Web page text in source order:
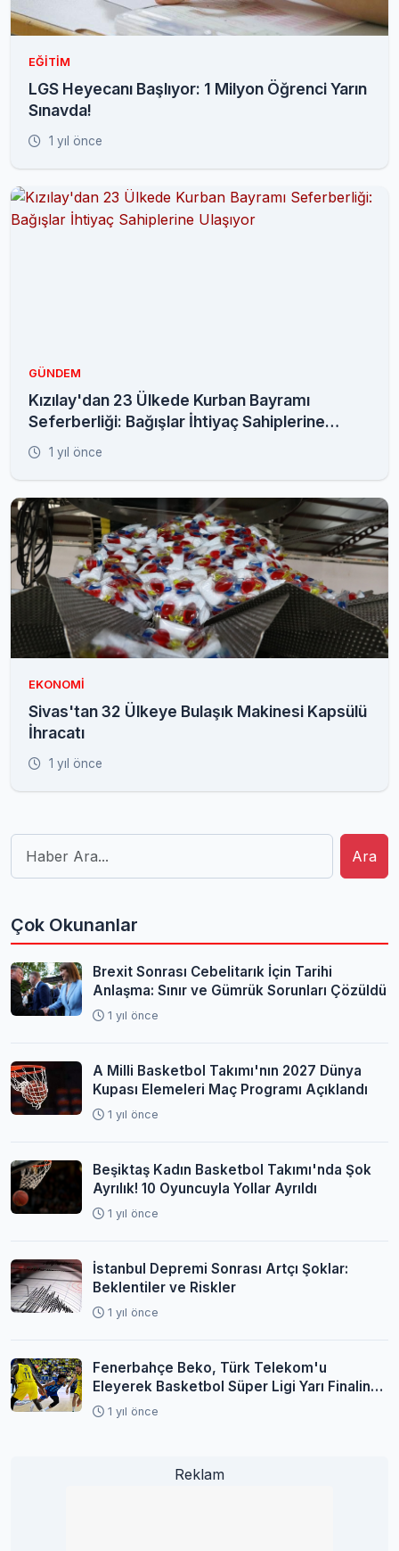
EĞITIM
LGS Heyecanı Başlıyor: 1 Milyon Öğrenci Yarın
Sınavda!
1 yıl önce
GÜNDEM
Kızılay'dan 23 Ülkede Kurban Bayramı
Seferberliği: Bağışlar İhtiyaç Sahiplerine
Ulaşıyor
1 yıl önce
EKONOMI
Sivas'tan 32 Ülkeye Bulaşık Makinesi Kapsülü
İhracatı
1 yıl önce
Ara
Çok Okunanlar
Brexit Sonrası Cebelitarık İçin Tarihi
Anlaşma: Sınır ve Gümrük Sorunları Çözüldü
1 yıl önce
A Milli Basketbol Takımı'nın 2027 Dünya
Kupası Elemeleri Maç Programı Açıklandı
1 yıl önce
Beşiktaş Kadın Basketbol Takımı'nda Şok
Ayrılık! 10 Oyuncuyla Yollar Ayrıldı
1 yıl önce
İstanbul Depremi Sonrası Artçı Şoklar:
Beklentiler ve Riskler
1 yıl önce
Fenerbahçe Beko, Türk Telekom'u
Eleyerek Basketbol Süper Ligi Yarı Finaline
Yükseldi
1 yıl önce
Reklam